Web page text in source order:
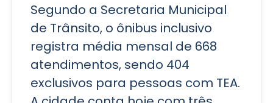
Segundo a Secretaria Municipal
de Trânsito, o ônibus inclusivo
registra média mensal de 668
atendimentos, sendo 404
exclusivos para pessoas com TEA.